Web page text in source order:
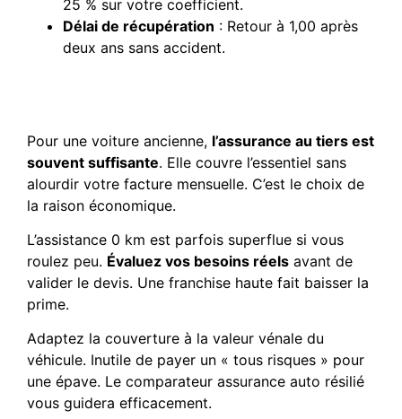
25 % sur votre coefficient.
Délai de récupération : Retour à 1,00 après
deux ans sans accident.
Pour une voiture ancienne, l’assurance au tiers est
souvent suffisante. Elle couvre l’essentiel sans
alourdir votre facture mensuelle. C’est le choix de
la raison économique.
L’assistance 0 km est parfois superflue si vous
roulez peu. Évaluez vos besoins réels avant de
valider le devis. Une franchise haute fait baisser la
prime.
Adaptez la couverture à la valeur vénale du
véhicule. Inutile de payer un « tous risques » pour
une épave. Le comparateur assurance auto résilié
vous guidera efficacement.